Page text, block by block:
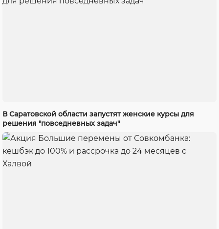
В Саратовской области запустят женские курсы для
решения "повседневных задач"